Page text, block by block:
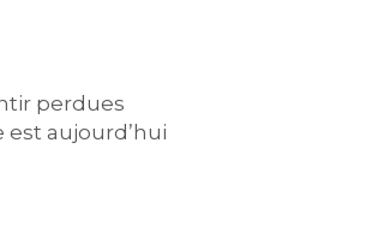
perdues
aujourd’hui